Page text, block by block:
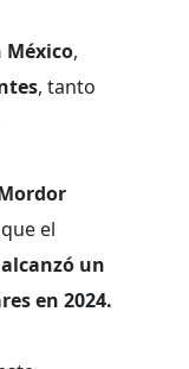
México,
, tanto
el
un
en 2024.